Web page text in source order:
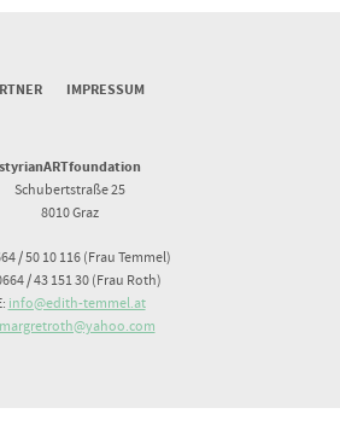
IMPRESSUM
styrianARTfoundation
Schubertstraße 25
8010 Graz
/ 50 10 116 (Frau Temmel)
/ 43 151 30 (Frau Roth)
info@edith-temmel.at
margretroth@yahoo.com